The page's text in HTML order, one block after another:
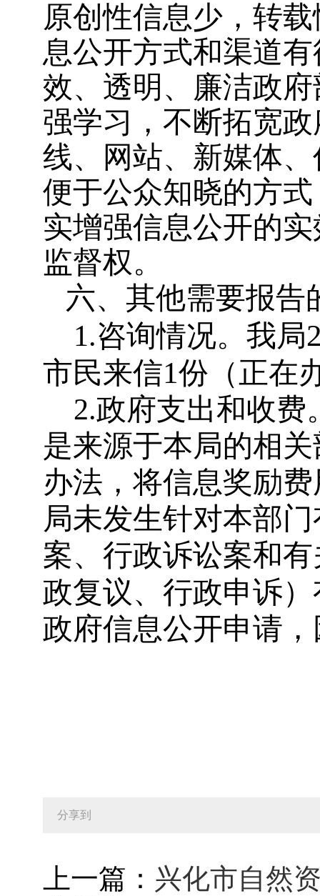
原创性信息少，转
息公开方式和渠道
效、透明、廉洁政
强学习，不断拓宽
线、网站、新媒体
便于公众知晓的方
实增强信息公开的
监督权。
六、其他需要报告
1.咨询情况。我局
市民来信1份（正在
2.政府支出和收费
是来源于本局的相
办法，将信息奖励
局未发生针对本部
案、行政诉讼案和
政复议、行政申诉
政府信息公开申请
分享到
上一篇： 兴化市自然